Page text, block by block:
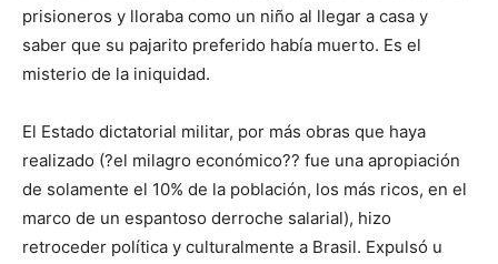
prisioneros y lloraba como un niño al llegar a casa y
saber que su pajarito preferido había muerto. Es el
misterio de la iniquidad.
El Estado dictatorial militar, por más obras que haya
realizado (?el milagro económico?? fue una apropiación
de solamente el 10% de la población, los más ricos, en el
marco de un espantoso derroche salarial), hizo
retroceder política y culturalmente a Brasil. Expulsó u